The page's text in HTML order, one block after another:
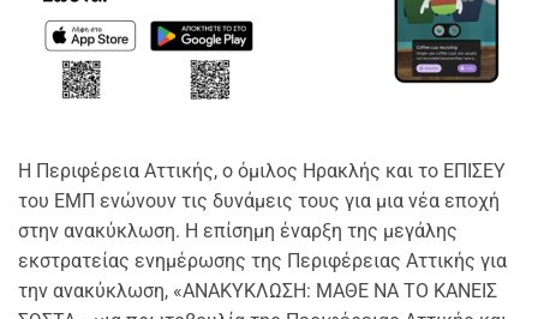
Η Περιφέρεια Αττικής, ο όμιλος Ηρακλής και το ΕΠΙΣΕΥ
του ΕΜΠ ενώνουν τις δυνάμεις τους για μια νέα εποχή
στην ανακύκλωση. Η επίσημη έναρξη της μεγάλης
εκστρατείας ενημέρωσης της Περιφέρειας Αττικής για
την ανακύκλωση, «ΑΝΑΚΥΚΛΩΣΗ: ΜΑΘΕ ΝΑ ΤΟ ΚΑΝΕΙΣ